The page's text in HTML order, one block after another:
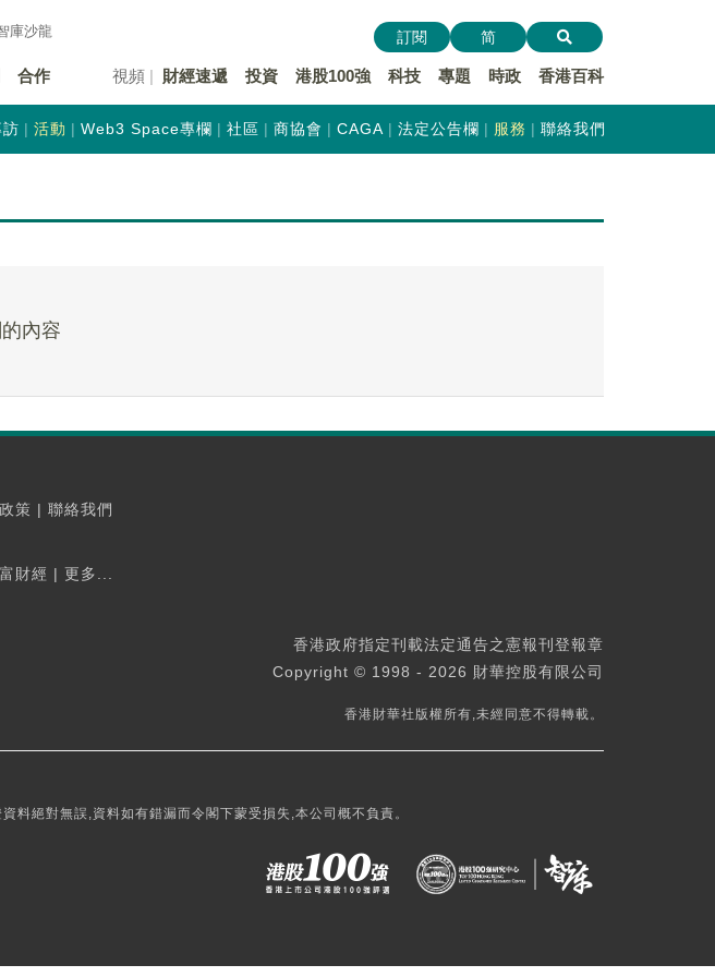
庫沙龍
合作 視頻 財經速遞 投資 港股100強 科技 專題 時政 香港百科
訂閱 简
活動 Web3 Space專欄 社區 商協會 CAGA 法定公告欄 服務 聯絡我們
內容
策 | 聯絡我們
財經 | 更多...
香港政府指定刊載法定通告之憲報刊登報章
Copyright © 1998 - 2026 財華控股有限公司
香港財華社版權所有,未經同意不得轉載。
料絕對無誤,資料如有錯漏而令閣下蒙受損失,本公司概不負責。